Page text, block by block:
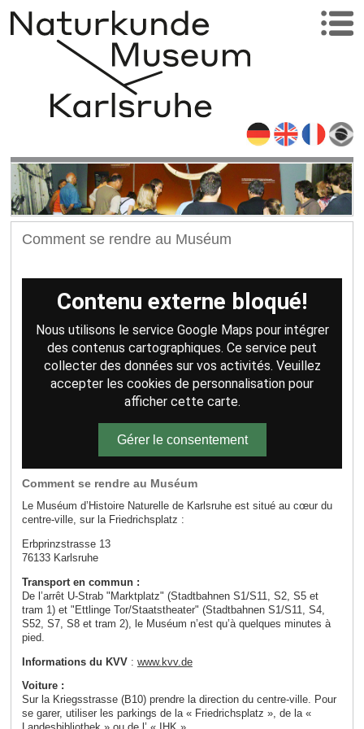
Comment se rendre au Muséum
Contenu externe bloqué!
Nous utilisons le service Google Maps pour intégrer
des contenus cartographiques. Ce service peut
collecter des données sur vos activités. Veuillez
accepter les cookies de personnalisation pour
afficher cette carte.
Gérer le consentement
Comment se rendre au Muséum
Le Muséum d’Histoire Naturelle de Karlsruhe est situé au cœur du
centre-ville, sur la Friedrichsplatz :
Erbprinzstrasse 13
76133 Karlsruhe
Transport en commun :
De l’arrêt U-Strab "Marktplatz" (Stadtbahnen S1/S11, S2, S5 et
tram 1) et "Ettlinge Tor/Staatstheater" (Stadtbahnen S1/S11, S4,
S52, S7, S8 et tram 2), le Muséum n’est qu’à quelques minutes à
pied.
Informations du KVV: www.kvv.de
Voiture :
Sur la Kriegsstrasse (B10) prendre la direction du centre-ville. Pour
se garer, utiliser les parkings de la « Friedrichsplatz », de la «